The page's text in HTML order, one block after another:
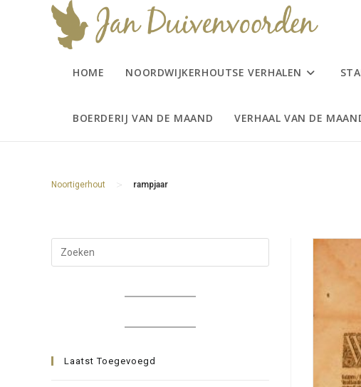
HOME NOORDWIJKERHOUTSE VERHALEN
BOERDERIJ VAN DE MAAND VERHAAL VAN DE
Noortigerhout > rampjaar
op
Laatst Toegevoegd